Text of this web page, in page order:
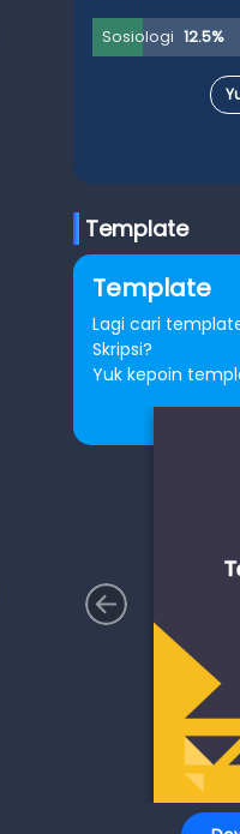
Sosiologi 12.5%
Template
Template
Lagi cari
Skripsi?
Yuk kepoin